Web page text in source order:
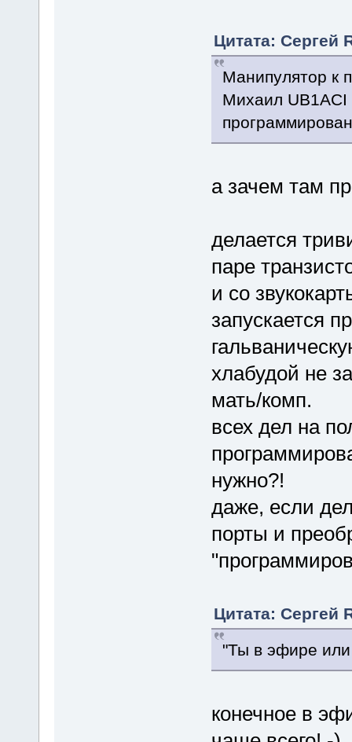
Цитата: Сергей
Манипулятор к
Михаил UB1ACI
а зачем там
делается
паре
и со
запускается
хлабудой не
мать/комп.
всех дел на
нужно?!
даже, если
порты и
Цитата: Сергей
"Ты в эфире
конечное в